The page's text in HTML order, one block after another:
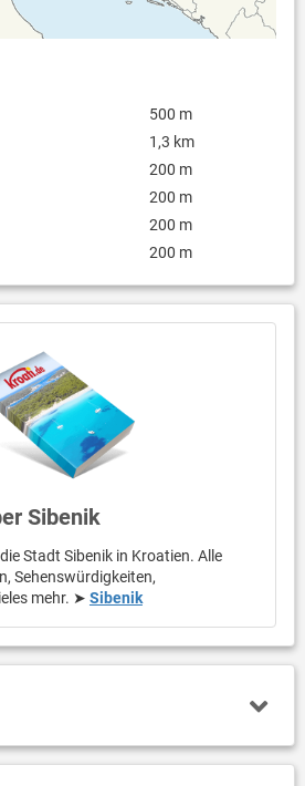
500 m
1,3 km
200 m
200 m
200 m
200 m
Sibenik
Stadt Sibenik in Kroatien. Alle
Sehenswürdigkeiten,
mehr. ➤ Sibenik